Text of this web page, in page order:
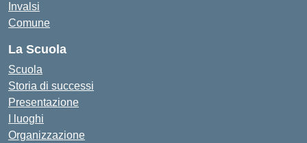
Invalsi
Comune
La Scuola
Scuola
Storia di successi
Presentazione
I luoghi
Organizzazione